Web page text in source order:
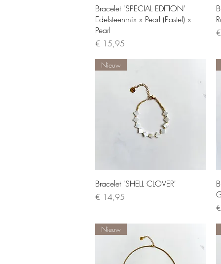
Quick View
Bracelet 'SPECIAL EDITION'
Edelsteenmix x Pearl (Pastel) x
Pearl
Price
€ 15,95
Quick View
Nieuw
Bracelet 'SHELL CLOVER'
Price
€ 14,95
Nieuw